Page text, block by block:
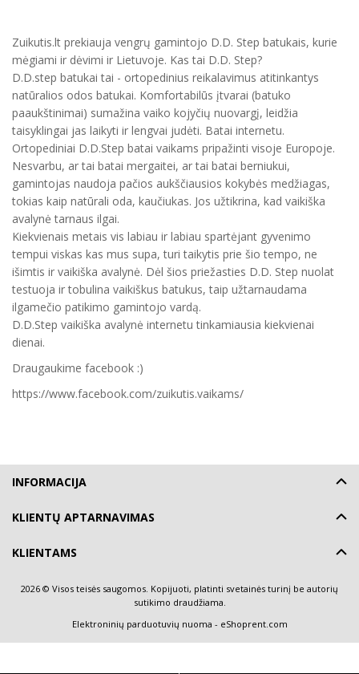
Zuikutis.lt prekiauja vengrų gamintojo D.D. Step batukais, kurie
mėgiami ir dėvimi ir Lietuvoje. Kas tai D.D. Step?
D.D.step batukai tai - ortopedinius reikalavimus atitinkantys
natūralios odos batukai. Komfortabilūs įtvarai (batuko
paaukštinimai) sumažina vaiko kojyčių nuovargį, leidžia
taisyklingai jas laikyti ir lengvai judėti. Batai internetu.
Ortopediniai D.D.Step batai vaikams pripažinti visoje Europoje.
Nesvarbu, ar tai batai mergaitei, ar tai batai berniukui,
gamintojas naudoja pačios aukščiausios kokybės medžiagas,
tokias kaip natūrali oda, kaučiukas. Jos užtikrina, kad vaikiška
avalynė tarnaus ilgai.
Kiekvienais metais vis labiau ir labiau spartėjant gyvenimo
tempui viskas kas mus supa, turi taikytis prie šio tempo, ne
išimtis ir vaikiška avalynė. Dėl šios priežasties D.D. Step nuolat
testuoja ir tobulina vaikiškus batukus, taip užtarnaudama
ilgamečio patikimo gamintojo vardą.
D.D.Step vaikiška avalynė internetu tinkamiausia kiekvienai
dienai.
Draugaukime facebook :)
https://www.facebook.com/zuikutis.vaikams/
INFORMACIJA
KLIENTŲ APTARNAVIMAS
KLIENTAMS
2026 © Visos teisės saugomos. Kopijuoti, platinti svetainės turinį be autorių
sutikimo draudžiama.
Elektroninių parduotuvių nuoma - eShoprent.com